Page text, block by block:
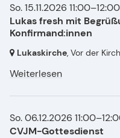
So. 15.11.2026
Lukas fresh mit
Konfirmand:innen
Lukaskirche , Vor der
Weiterlesen
So. 06.12.2026
CVJM-Gottesdienst